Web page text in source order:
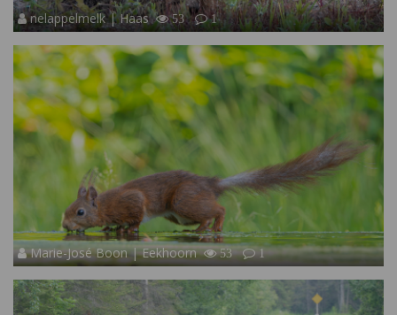
nelappelmelk | Haas 53 1
Marie-José Boon | Eekhoorn 53 1